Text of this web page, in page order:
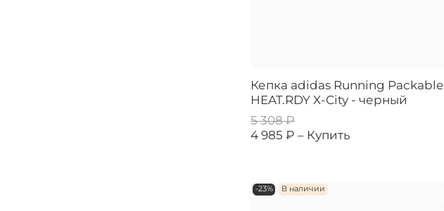
Кепка adidas Running Packable
HEAT.RDY X-City - черный
5 308 ₽
4 985 ₽ – Купить
-23% В наличии